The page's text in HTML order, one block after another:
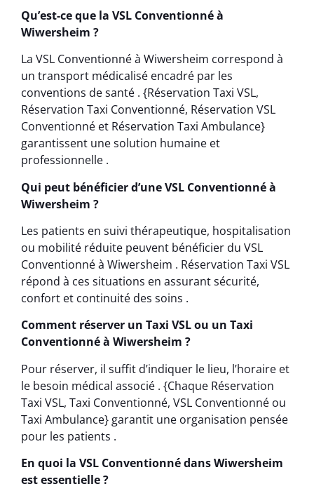
Qu’est-ce que la VSL Conventionné à
Wiwersheim ?
La VSL Conventionné à Wiwersheim correspond à
un transport médicalisé encadré par les
conventions de santé . {Réservation Taxi VSL,
Réservation Taxi Conventionné, Réservation VSL
Conventionné et Réservation Taxi Ambulance}
garantissent une solution humaine et
professionnelle .
Qui peut bénéficier d’une VSL Conventionné à
Wiwersheim ?
Les patients en suivi thérapeutique, hospitalisation
ou mobilité réduite peuvent bénéficier du VSL
Conventionné à Wiwersheim . Réservation Taxi VSL
répond à ces situations en assurant sécurité,
confort et continuité des soins .
Comment réserver un Taxi VSL ou un Taxi
Conventionné à Wiwersheim ?
Pour réserver, il suffit d’indiquer le lieu, l’horaire et
le besoin médical associé . {Chaque Réservation
Taxi VSL, Taxi Conventionné, VSL Conventionné ou
Taxi Ambulance} garantit une organisation pensée
pour les patients .
En quoi la VSL Conventionné dans Wiwersheim
est essentielle ?